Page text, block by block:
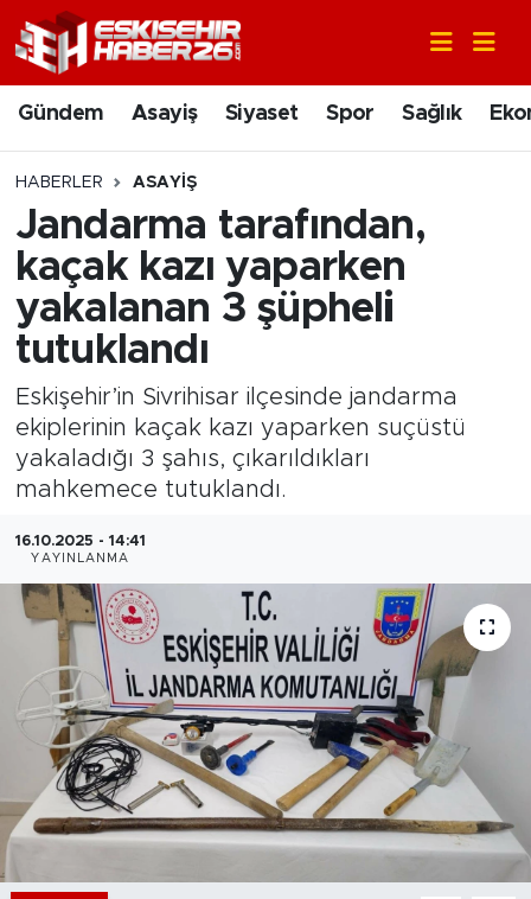
Gündem Asayiş Siyaset Spor Sağlık
HABERLER ASAYIŞ
Jandarma tarafından,
kaçak kazı yaparken
yakalanan 3 şüpheli
tutuklandı
Eskişehir’in Sivrihisar ilçesinde jandarma
ekiplerinin kaçak kazı yaparken suçüstü
yakaladığı 3 şahıs, çıkarıldıkları
mahkemece tutuklandı.
16.10.2025 - 14:41
YAYINLANMA
Gündem
Asayiş
Siyaset
Spor
Sağlık
Ekonomi
Eğitim
Teknoloji
Magazin
Dünya
Sektör
Nöbetçi Eczaneler
Hava Durumu
Trafik Durumu
Süper Lig Puan Durumu ve Fikstür
Tüm Manşetler
Son Dakika Haberleri
Haber Arşivi